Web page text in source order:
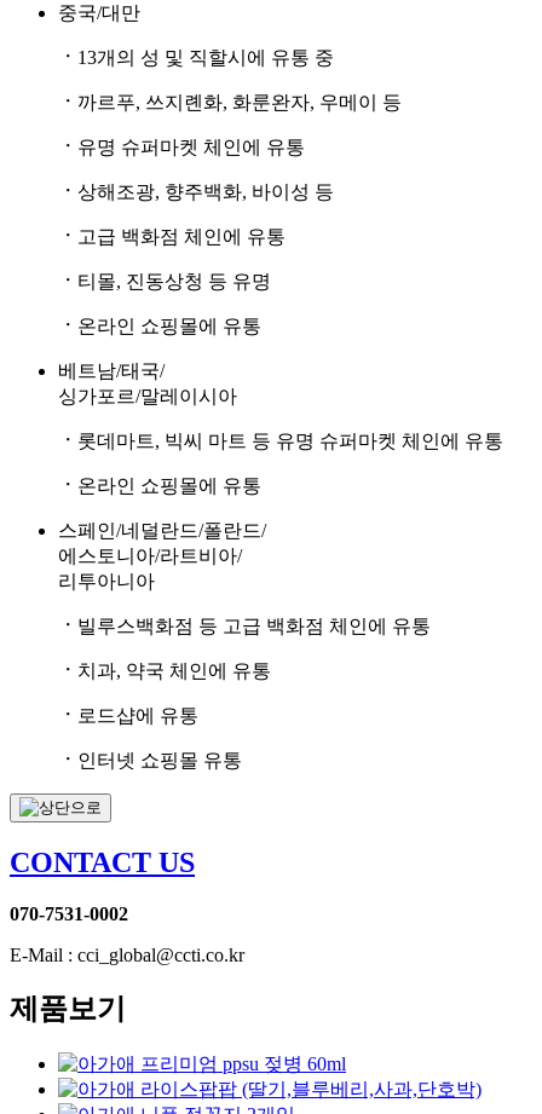
중국/대만
ㆍ 13개의 성 및 직할시에 유통 중
ㆍ 까르푸, 쓰지롄화, 화룬완자, 우메이 등
ㆍ 유명 슈퍼마켓 체인에 유통
ㆍ 상해조광, 향주백화, 바이성 등
ㆍ 고급 백화점 체인에 유통
ㆍ 티몰, 진동상청 등 유명
ㆍ 온라인 쇼핑몰에 유통
베트남/태국/
싱가포르/말레이시아
ㆍ 롯데마트, 빅씨 마트 등 유명 슈퍼마켓 체인에 유통
ㆍ 온라인 쇼핑몰에 유통
스페인/네덜란드/폴란드/
에스토니아/라트비아/
리투아니아
ㆍ 빌루스백화점 등 고급 백화점 체인에 유통
ㆍ 치과, 약국 체인에 유통
ㆍ 로드샵에 유통
ㆍ 인터넷 쇼핑몰 유통
CONTACT US
070-7531-0002
E-Mail : cci_global@ccti.co.kr
제품보기